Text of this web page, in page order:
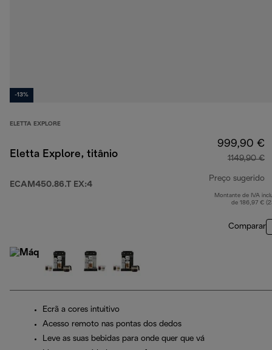
-13%
ELETTA EXPLORE
Eletta Explore, titânio
ECAM450.86.T EX:4
999,90 €
1149,90 €
Preço sugerido
Montante de IVA
de 186,97 €
Comparar
Ecrã a cores intuitivo
Acesso remoto nas pontas dos dedos
Leve as suas bebidas para onde quer que vá